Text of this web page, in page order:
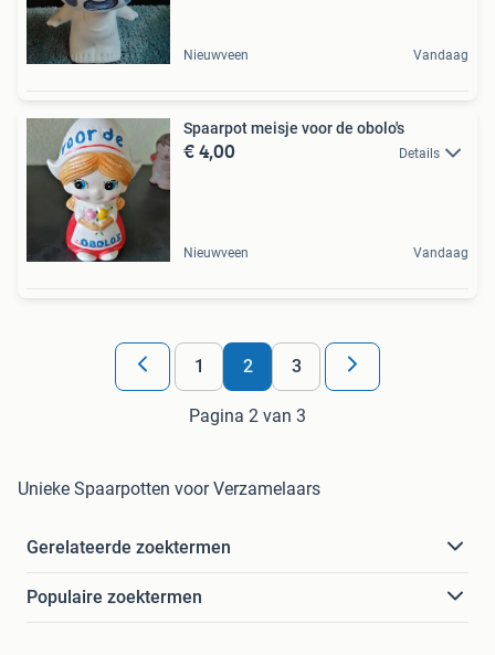
Nieuwveen Vandaag
Spaarpot meisje voor de obolo's
€ 4,00 Details
Nieuwveen Vandaag
1 2 3
Pagina 2 van 3
Unieke Spaarpotten voor Verzamelaars
Gerelateerde zoektermen
Populaire zoektermen